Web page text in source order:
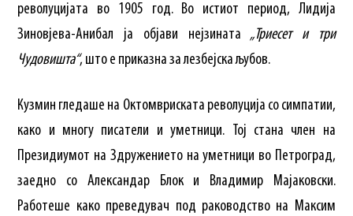
револуцијата во 1905 год. Во истиот период, Лидија
Зиновјева-Анибал ја објави нејзината „Триесет и три
Чудовишта“, што е приказна за лезбејска љубов.
Кузмин гледаше на Октомвриската револуција со симпатии,
како и многу писатели и уметници. Тој стана член на
Президиумот на Здружението на уметници во Петроград,
заедно со Александар Блок и Владимир Мајаковски.
Работеше како преведувач под раководство на Максим